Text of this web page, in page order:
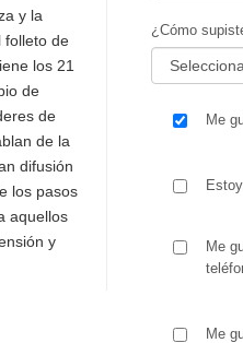
y la
folleto de
los 21
de
de
de la
difusión
los pasos
aquellos
y
¿Cómo
Me
Me
Me